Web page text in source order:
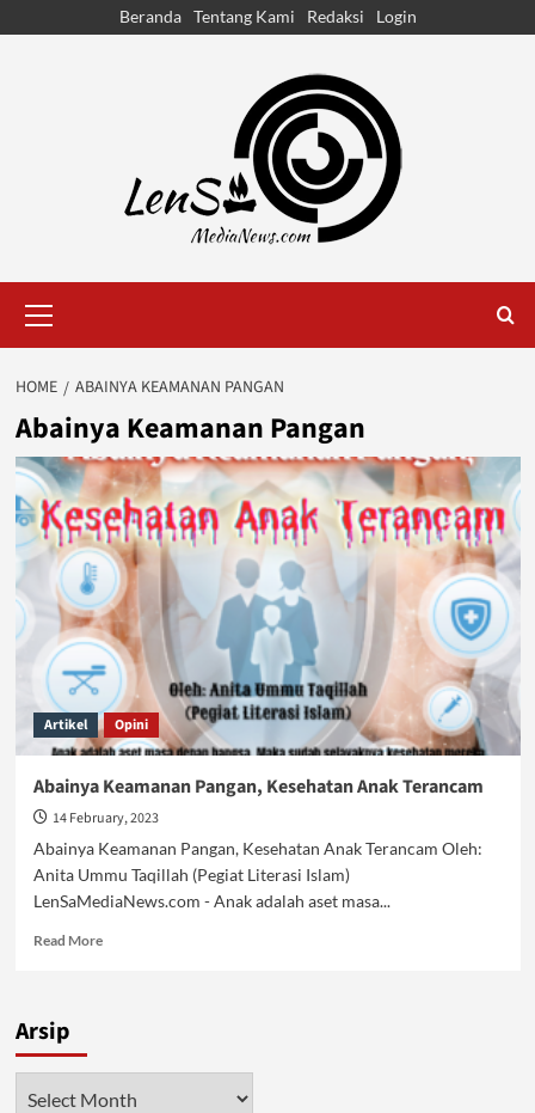
Beranda Tentang Kami Redaksi Login
Menu
HOME ABAINYA KEAMANAN PANGAN
Abainya Keamanan Pangan
Artikel Opini
Abainya Keamanan Pangan, Kesehatan Anak Terancam
14 February, 2023
Abainya Keamanan Pangan, Kesehatan Anak Terancam Oleh:
Anita Ummu Taqillah (Pegiat Literasi Islam)
LenSaMediaNews.com - Anak adalah aset masa...
Read MoreRead
Kesehatan
Anak
Arsip